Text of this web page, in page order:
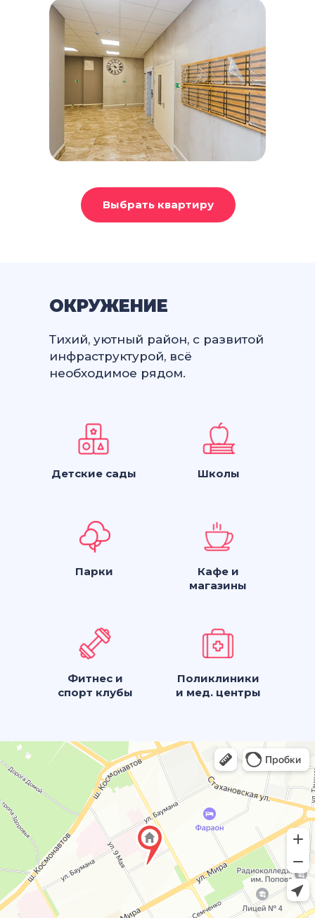
Выбрать квартиру
ОКРУЖЕНИЕ
Тихий, уютный район, с развитой
инфраструктурой, всё
необходимое рядом.
Детские сады Школы
Фитнес и
спорт клубы
Парки
Кафе и
магазины
Поликлиники
и мед. центры